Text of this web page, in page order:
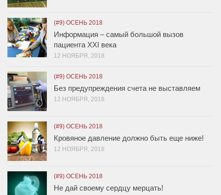
(#9) ОСЕНЬ 2018
Информация – самый большой вызов
пациента XXI века
12 НОЯБРЯ, 2018
(#9) ОСЕНЬ 2018
Без предупреждения счета не выставляем
12 НОЯБРЯ, 2018
(#9) ОСЕНЬ 2018
Кровяное давление должно быть еще ниже!
12 НОЯБРЯ, 2018
(#9) ОСЕНЬ 2018
Не дай своему сердцу мерцать!